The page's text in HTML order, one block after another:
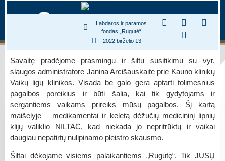
Labdaros ir paramos
fondas „Rugutė“
2022 birželio 13
Savaitę pradėjome prasmingu ir šiltu susitikimu su vyr.
slaugos administratore Janina Arcišauskaite prie Kauno klinikų
Vaikų ligų klinikos. Visada be galo gera aptarti tolimesnius
pagalbos poreikius ir būti šalia, kai tik gydytojams ir
sergantiems vaikams prireiks mūsų pagalbos. Šį kartą
maišelyje – medikamentai ir keletą dėžučių medicininį lipnių
klijų valiklio NILTAC, kad niekada jo nepritrūktų ir vaikai
daugiau nepatirtų nulipinamo pleistro skausmo.
Šiltai dėkojame visiems palaikantiems „Rugutę“. Tik JŪSŲ